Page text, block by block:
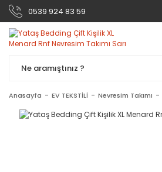
0539 924 83 59
Anasayfa EV TEKSTİLİ Nevresim Takımı